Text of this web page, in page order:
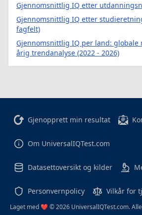
Gjennomsnittlig IQ etter
Gjennomsnittlig IQ etter
fagfelt)
Gjennomsnittlig IQ per land: globale
årig trendanalyse (2022 - 2026)
Gjenopprett min resultat
Om UniversalIQTest.com
Datasettoversikt og kilder
Personvernpolicy Vilkår for
Laget med ❤️ © 2026 UniversalIQTest.com.